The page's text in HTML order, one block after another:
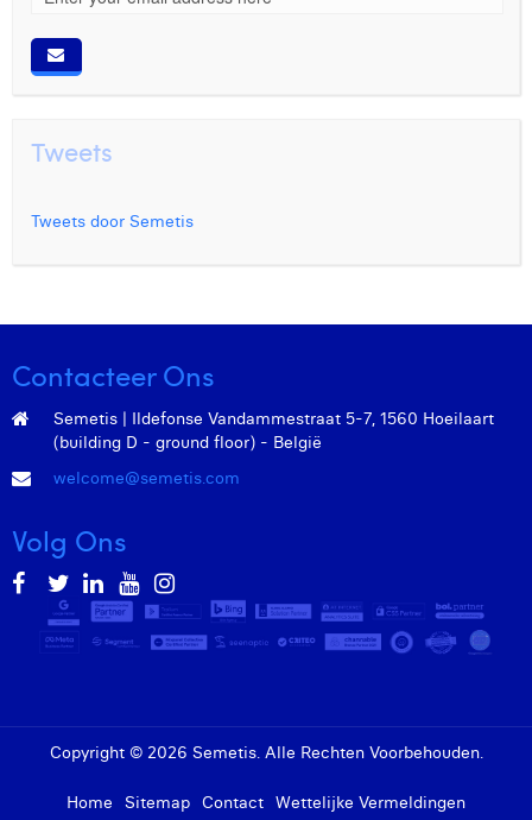
Tweets
Tweets door Semetis
Contacteer Ons
Semetis | Ildefonse Vandammestraat 5-7, 1560 Hoeilaart
(building D - ground floor) - België
welcome@semetis.com
Volg Ons
Copyright © 2026 Semetis. Alle Rechten Voorbehouden.
Home Sitemap Contact Wettelijke Vermeldingen